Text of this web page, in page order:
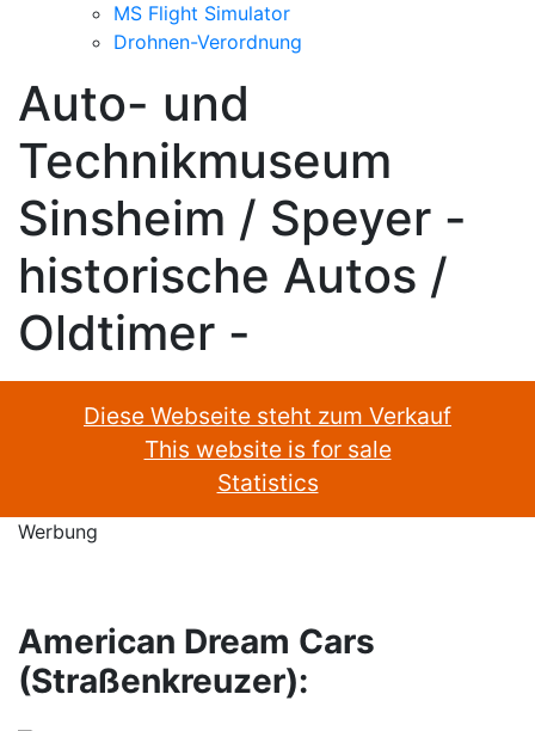
MS Flight Simulator
Drohnen-Verordnung
Auto- und
Technikmuseum
Sinsheim / Speyer -
historische Autos /
Oldtimer -
Diese Webseite steht zum Verkauf
This website is for sale
Statistics
Werbung
American Dream Cars
(Straßenkreuzer):